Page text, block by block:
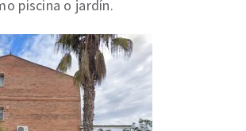
piscina o jardín.